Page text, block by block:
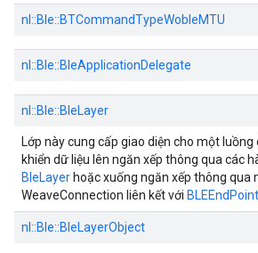
nl::Ble::BTCommandTypeWobleMTU
nl::Ble::BleApplicationDelegate
nl::Ble::BleLayer
Lớp này cung cấp giao diện cho một luồng
khiển dữ liệu lên ngăn xếp thông qua các
BleLayer hoặc xuống ngăn xếp thông qua
WeaveConnection liên kết với BLEEndPoint
nl::Ble::BleLayerObject